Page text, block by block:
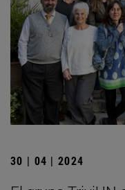
30 | 04 | 2024